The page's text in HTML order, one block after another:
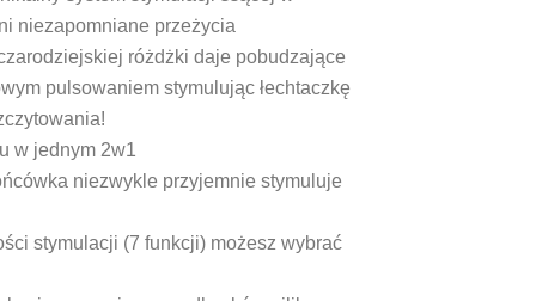
niezapomniane przeżycia
różdżki daje pobudzające
pulsowaniem stymulując łechtaczkę
w jednym 2w1
niezwykle przyjemnie stymuluje
stymulacji (7 funkcji) możesz wybrać